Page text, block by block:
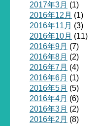
2017年3月 (1)
2016年12月 (1)
2016年11月 (3)
2016年10月 (11)
2016年9月 (7)
2016年8月 (2)
2016年7月 (4)
2016年6月 (1)
2016年5月 (5)
2016年4月 (6)
2016年3月 (2)
2016年2月 (8)